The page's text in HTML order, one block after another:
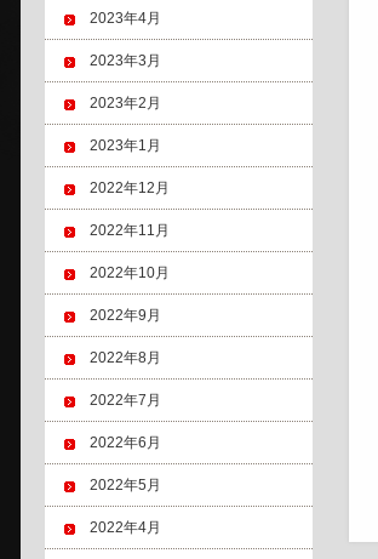
2023年4月
2023年3月
2023年2月
2023年1月
2022年12月
2022年11月
2022年10月
2022年9月
2022年8月
2022年7月
2022年6月
2022年5月
2022年4月